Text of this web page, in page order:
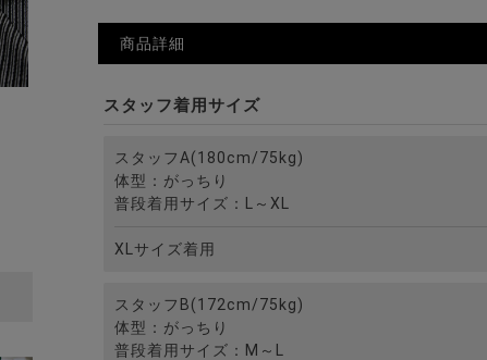
商品詳細
スタッフ着用サイズ
スタッフA(180cm/75kg)
体型：がっちり
普段着用サイズ：L～XL
XLサイズ着用
スタッフB(172cm/75kg)
体型：がっちり
普段着用サイズ：M～L